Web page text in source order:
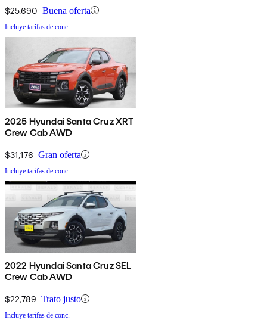
$25,690 Buena oferta
Incluye tarifas de conc.
2025 Hyundai Santa Cruz XRT
Crew Cab AWD
$31,176 Gran oferta
Incluye tarifas de conc.
2022 Hyundai Santa Cruz SEL
Crew Cab AWD
$22,789 Trato justo
Incluye tarifas de conc.